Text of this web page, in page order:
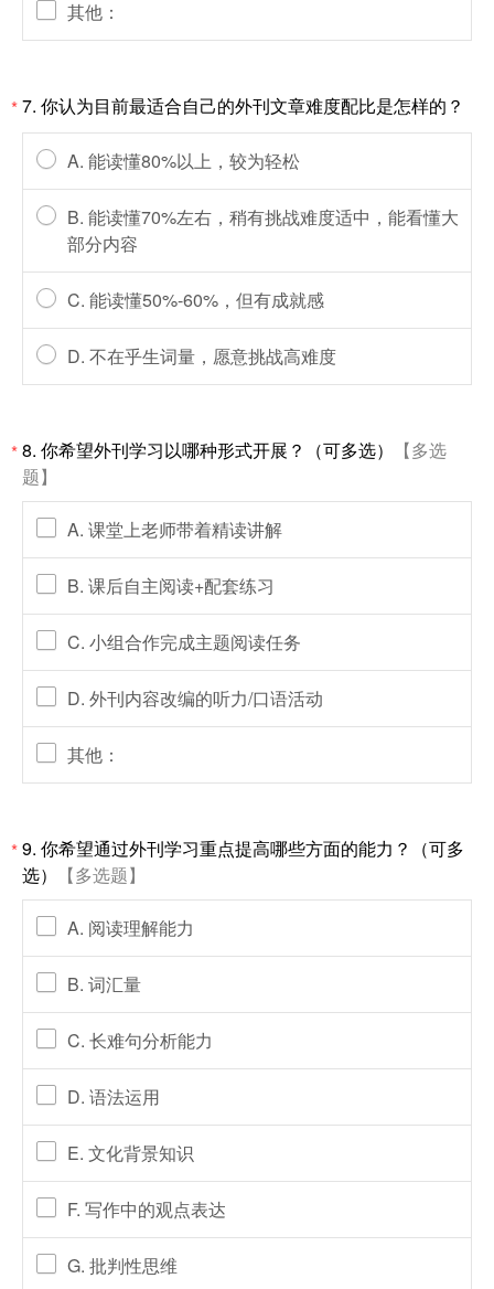
其他：
*7. 你认为目前最适合自己的外刊文章难度配比是怎样的？
A. 能读懂80%以上，较为轻松
B. 能读懂70%左右，稍有挑战难度适中，能看懂大
部分内容
C. 能读懂50%-60%，但有成就感
D. 不在乎生词量，愿意挑战高难度
*8. 你希望外刊学习以哪种形式开展？（可多选）
【多选
题】
A. 课堂上老师带着精读讲解
B. 课后自主阅读+配套练习
C. 小组合作完成主题阅读任务
D. 外刊内容改编的听力/口语活动
其他：
*9. 你希望通过外刊学习重点提高哪些方面的能力？（可多
选）
【多选题】
A. 阅读理解能力
B. 词汇量
C. 长难句分析能力
D. 语法运用
E. 文化背景知识
F. 写作中的观点表达
G. 批判性思维